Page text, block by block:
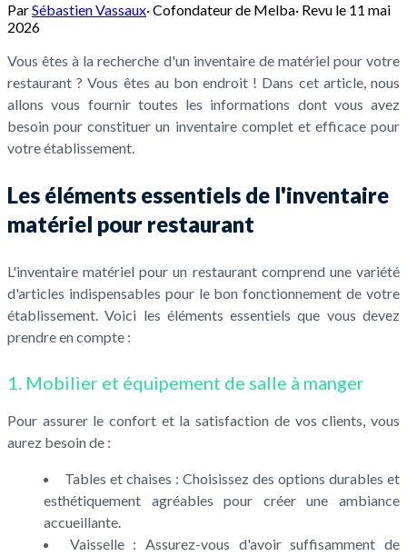
ParSébastien Vassaux·Cofondateur de Melba· Revu le 11 mai
2026
Vous êtes à la recherche d'un inventaire de matériel pour votre
restaurant ? Vous êtes au bon endroit ! Dans cet article, nous
allons vous fournir toutes les informations dont vous avez
besoin pour constituer un inventaire complet et efficace pour
votre établissement.
Les éléments essentiels de l'inventaire
matériel pour restaurant
L'inventaire matériel pour un restaurant comprend une variété
d'articles indispensables pour le bon fonctionnement de votre
établissement. Voici les éléments essentiels que vous devez
prendre en compte :
1. Mobilier et équipement de salle à manger
Pour assurer le confort et la satisfaction de vos clients, vous
aurez besoin de :
Tables et chaises : Choisissez des options durables et
esthétiquement agréables pour créer une ambiance
accueillante.
Vaisselle : Assurez-vous d'avoir suffisamment de